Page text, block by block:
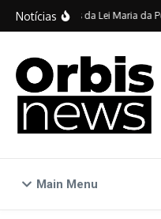
Ir para o conteúdo
Notícias
Vinte anos da Lei Maria da
Main Menu